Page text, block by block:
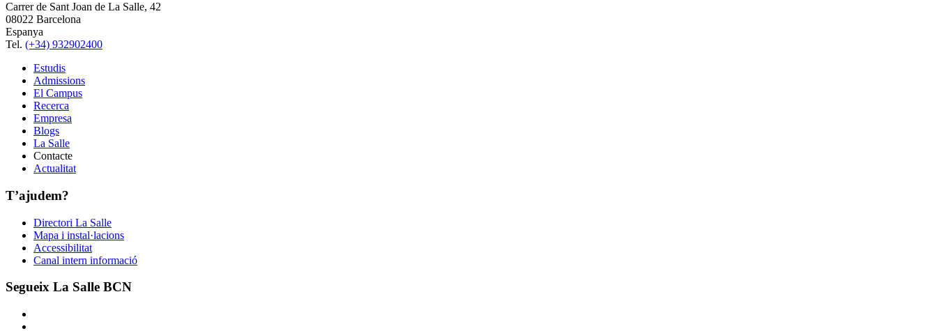
Carrer de Sant Joan de La Salle, 42
08022 Barcelona
Espanya
Tel. (+34) 932902400
Estudis
Admissions
El Campus
Recerca
Empresa
Blogs
La Salle
Contacte
Actualitat
T’ajudem?
Directori La Salle
Mapa i instal·lacions
Accessibilitat
Canal intern informació
Segueix La Salle BCN